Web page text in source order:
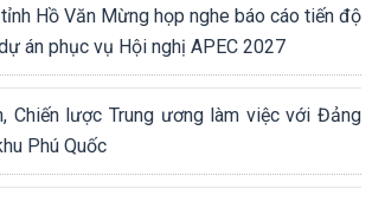
Hồ Văn Mừng họp nghe báo cáo tiến độ
án phục vụ Hội nghị APEC 2027
Chiến lược Trung ương làm việc với Đảng
Phú Quốc